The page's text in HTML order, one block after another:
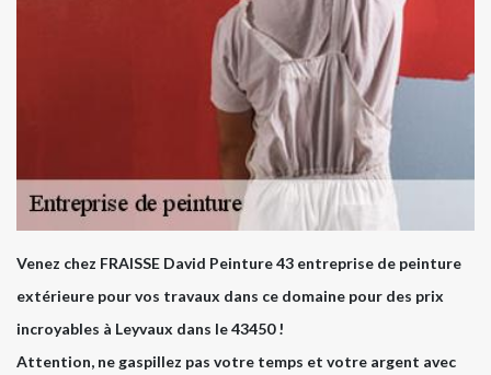
Venez chez FRAISSE David Peinture 43 entreprise de peinture
extérieure pour vos travaux dans ce domaine pour des prix
incroyables à Leyvaux dans le 43450 !
Attention, ne gaspillez pas votre temps et votre argent avec